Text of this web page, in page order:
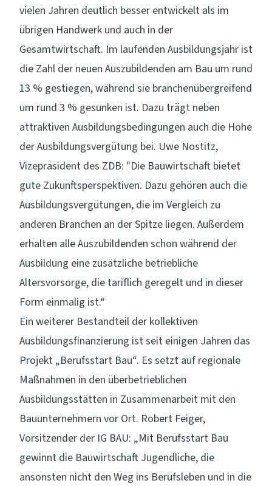
vielen Jahren deutlich besser entwickelt als im
übrigen Handwerk und auch in der
Gesamtwirtschaft. Im laufenden Ausbildungsjahr ist
die Zahl der neuen Auszubildenden am Bau um rund
13 % gestiegen, während sie branchenübergreifend
um rund 3 % gesunken ist. Dazu trägt neben
attraktiven Ausbildungsbedingungen auch die Höhe
der Ausbildungsvergütung bei. Uwe Nostitz,
Vizepräsident des ZDB: "Die Bauwirtschaft bietet
gute Zukunftsperspektiven. Dazu gehören auch die
Ausbildungsvergütungen, die im Vergleich zu
anderen Branchen an der Spitze liegen. Außerdem
erhalten alle Auszubildenden schon während der
Ausbildung eine zusätzliche betriebliche
Altersvorsorge, die tariflich geregelt und in dieser
Form einmalig ist.“
Ein weiterer Bestandteil der kollektiven
Ausbildungsfinanzierung ist seit einigen Jahren das
Projekt „Berufsstart Bau“. Es setzt auf regionale
Maßnahmen in den überbetrieblichen
Ausbildungsstätten in Zusammenarbeit mit den
Bauunternehmern vor Ort. Robert Feiger,
Vorsitzender der IG BAU: „Mit Berufsstart Bau
gewinnt die Bauwirtschaft Jugendliche, die
ansonsten nicht den Weg ins Berufsleben und in die